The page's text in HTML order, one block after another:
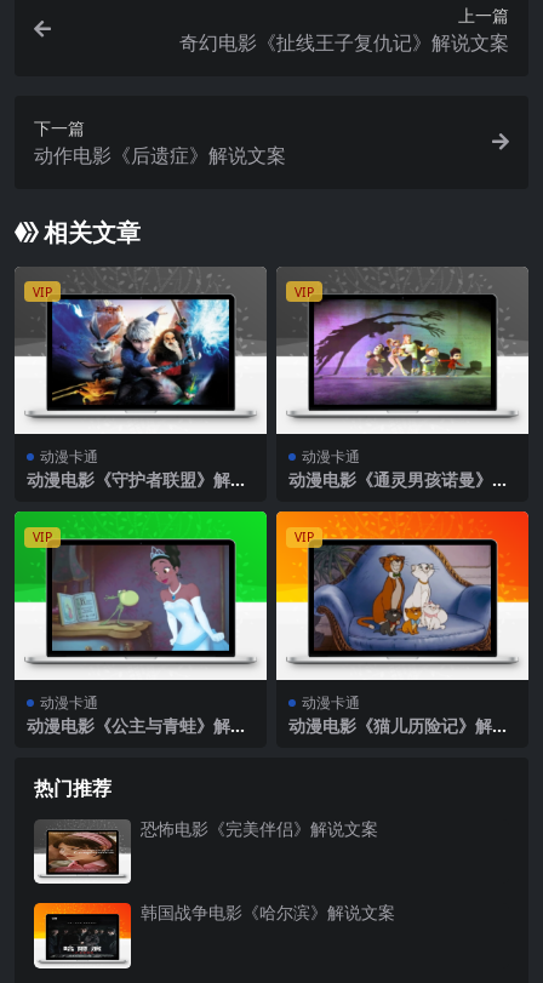
上一篇
奇幻电影《扯线王子复仇记》解说文案
下一篇
动作电影《后遗症》解说文案
相关文章
VIP
动漫卡通
动漫电影《守护者联盟》解说
VIP
动漫卡通
动漫电影《通灵男孩诺曼》解
VIP
动漫卡通
动漫电影《公主与青蛙》解说
VIP
动漫卡通
动漫电影《猫儿历险记》解说
热门推荐
恐怖电影《完美伴侣》解说文案
韩国战争电影《哈尔滨》解说文案